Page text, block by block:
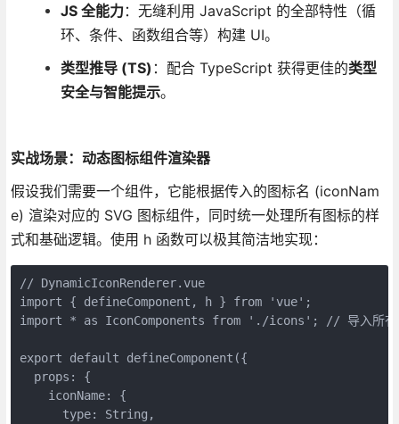
JS 全能力：无缝利用 JavaScript 的全部特性（循
环、条件、函数组合等）构建 UI。
类型推导 (TS) ：配合 TypeScript 获得更佳的类型
安全与智能提示。
实战场景：动态图标组件渲染器
假设我们需要一个组件，它能根据传入的图标名 (iconNam
e) 渲染对应的 SVG 图标组件，同时统一处理所有图标的样
式和基础逻辑。使用 h 函数可以极其简洁地实现：
// DynamicIconRenderer.vue
import { defineComponent, h } from 'vue';
import * as IconComponents from './icons'; // 导入所有
export default defineComponent({
  props: {
    iconName: {
      type: String,